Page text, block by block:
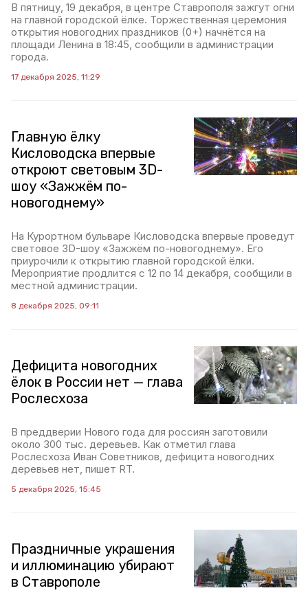
В пятницу, 19 декабря, в центре Ставрополя зажгут огни
на главной городской ёлке. Торжественная церемония
открытия новогодних праздников (0+) начнётся на
площади Ленина в 18:45, сообщили в администрации
города.
17 декабря 2025, 11:29
Главную ёлку
Кисловодска впервые
откроют световым 3D-
шоу «Зажжём по-
новогоднему»
На Курортном бульваре Кисловодска впервые проведут
световое 3D-шоу «Зажжём по-новогоднему». Его
приурочили к открытию главной городской ёлки.
Мероприятие продлится с 12 по 14 декабря, сообщили в
местной администрации.
8 декабря 2025, 09:11
Дефицита новогодних
ёлок в России нет — глава
Рослесхоза
В преддверии Нового года для россиян заготовили
около 300 тыс. деревьев. Как отметил глава
Рослесхоза Иван Советников, дефицита новогодних
деревьев нет, пишет RT.
5 декабря 2025, 15:45
Праздничные украшения
и иллюминацию убирают
в Ставрополе